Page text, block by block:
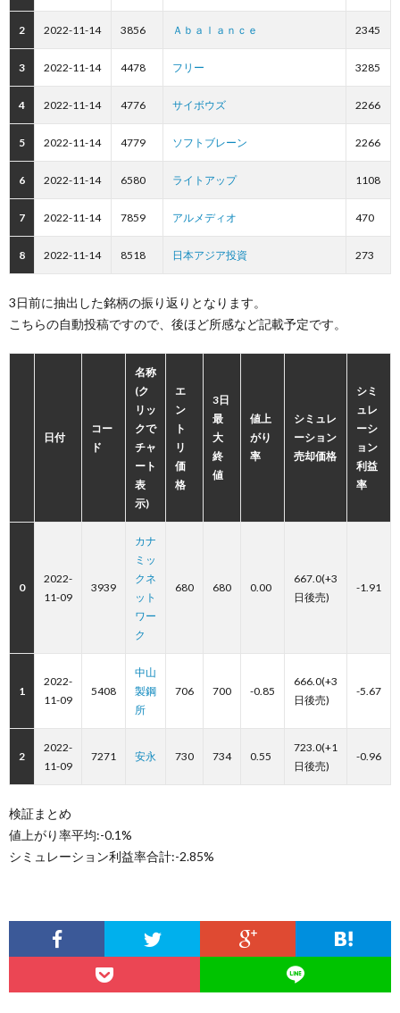
2 2022-11-14 3856 Ａｂａｌａｎｃｅ 2345
3 2022-11-14 4478 フリー 3285
4 2022-11-14 4776 サイボウズ 2266
5 2022-11-14 4779 ソフトブレーン 2266
6 2022-11-14 6580 ライトアップ 1108
7 2022-11-14 7859 アルメディオ 470
8 2022-11-14 8518 日本アジア投資 273
3日前に抽出した銘柄の振り返りとなります。
こちらの自動投稿ですので、後ほど所感など記載予定です。
日付
コー
ド
名称
(ク
リッ
クで
チャ
ート
表
示)
エ
ン
ト
リ
価
格
3日
最
大
終
値
値上
がり
率
シミュレ
ーション
売却価格
シミ
ュレ
ーシ
ョン
利益
率
0
2022-
11-09
3939
カナ
ミッ
クネ
ット
ワー
ク
680 680 0.00
667.0(+3
日後売)
-1.91
1
2022-
11-09
5408
中山
製鋼
所
706 700 -0.85
666.0(+3
日後売)
-5.67
2
2022-
11-09
7271 安永 730 734 0.55
723.0(+1
日後売)
-0.96
検証まとめ
値上がり率平均:-0.1%
シミュレーション利益率合計:-2.85%